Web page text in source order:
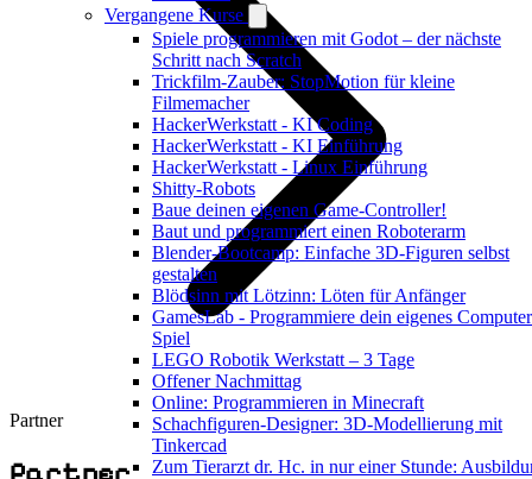
Vergangene Kurse
Spiele programmieren mit Godot – der nächste
Schritt nach Scratch
Trickfilm-Zauber: StopMotion für kleine
Filmemacher
HackerWerkstatt - KI Coding
HackerWerkstatt - KI Einführung
HackerWerkstatt - Linux Einführung
Shitty-Robots
Baue deinen eigenen Game-Controller!
Baut und programmiert einen Roboterarm
Blender-Bootcamp: Einfache 3D-Figuren selbst
gestalten
Blödsinn mit Lötzinn: Löten für Anfänger
GamesLab - Programmiere dein eigenes
Spiel
LEGO Robotik Werkstatt – 3 Tage
Offener Nachmittag
Online: Programmieren in Minecraft
Schachfiguren-Designer: 3D-Modellierung mit
Tinkercad
Zum Tierarzt dr. Hc. in nur einer Stunde:
Partner